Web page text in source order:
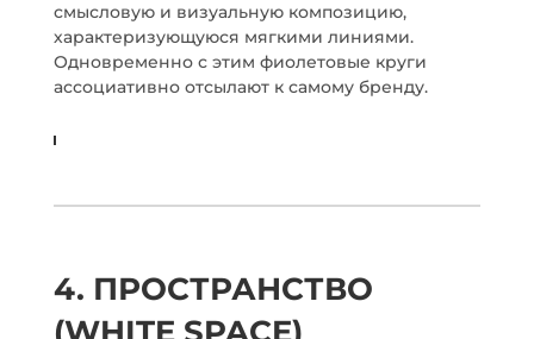
смысловую и визуальную композицию,
характеризующуюся мягкими линиями.
Одновременно с этим фиолетовые круги
ассоциативно отсылают к самому бренду.
4. ПРОСТРАНСТВО